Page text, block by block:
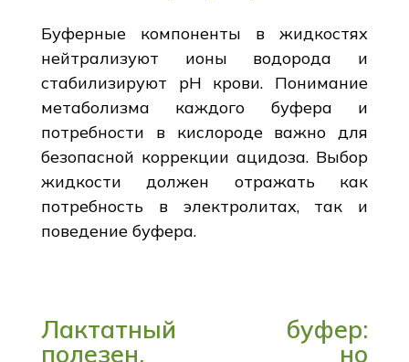
Буферные компоненты в жидкостях
нейтрализуют ионы водорода и
стабилизируют рН крови. Понимание
метаболизма каждого буфера и
потребности в кислороде важно для
безопасной коррекции ацидоза. Выбор
жидкости должен отражать как
потребность в электролитах, так и
поведение буфера.
Лактатный буфер:
полезен, но